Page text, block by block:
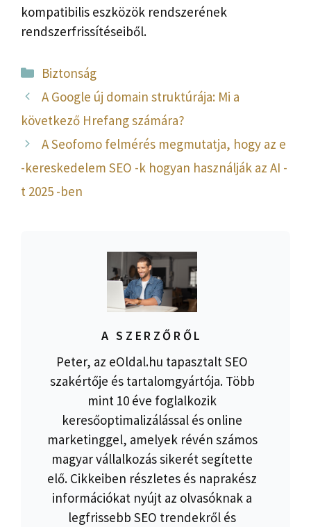
kompatibilis eszközök rendszerének
rendszerfrissítéseiből.
Kategória
Biztonság
A Google új domain struktúrája: Mi a
következő Hrefang számára?
A Seofomo felmérés megmutatja, hogy az e
-kereskedelem SEO -k hogyan használják az AI -
t 2025 -ben
A SZERZŐRŐL
Peter, az eOldal.hu tapasztalt SEO
szakértője és tartalomgyártója. Több
mint 10 éve foglalkozik
keresőoptimalizálással és online
marketinggel, amelyek révén számos
magyar vállalkozás sikerét segítette
elő. Cikkeiben részletes és naprakész
információkat nyújt az olvasóknak a
legfrissebb SEO trendekről és